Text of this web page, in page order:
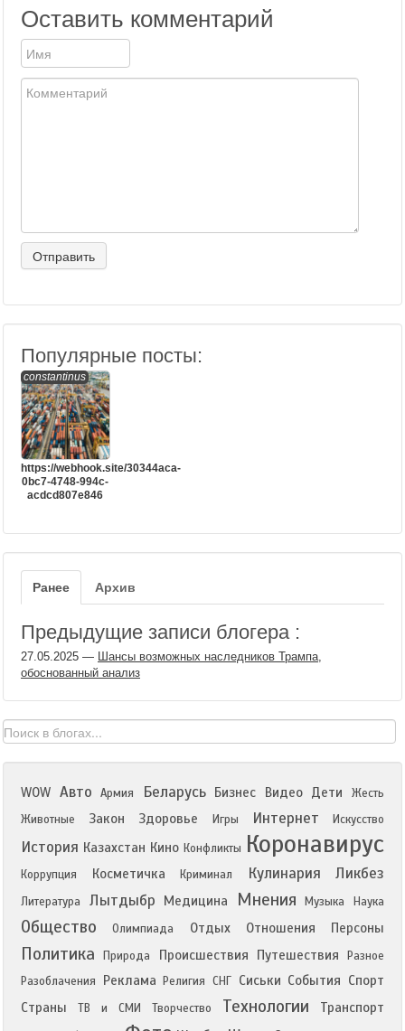
Оставить комментарий
Популярные посты:
constantinus
https://webhook.site/30344aca-
0bc7-4748-994c-
acdcd807e846
Ранее Архив
Предыдущие записи блогера :
27.05.2025 — Шансы возможных наследников Трампа,
обоснованный анализ
WOW Авто Армия Беларусь Бизнес Видео Дети
Жесть
Животные
Закон Здоровье Игры Интернет Искусство
История Казахстан Кино Конфликты Коронавирус
Коррупция Косметичка Криминал Кулинария Ликбез
Литература Лытдыбр Медицина Мнения Музыка Наука
Общество Олимпиада Отдых Отношения Персоны
Политика Природа Происшествия Путешествия
Разное
Разоблачения
Реклама Религия СНГ Сиськи События Спорт
Страны
ТВ и СМИ Творчество Технологии Транспорт